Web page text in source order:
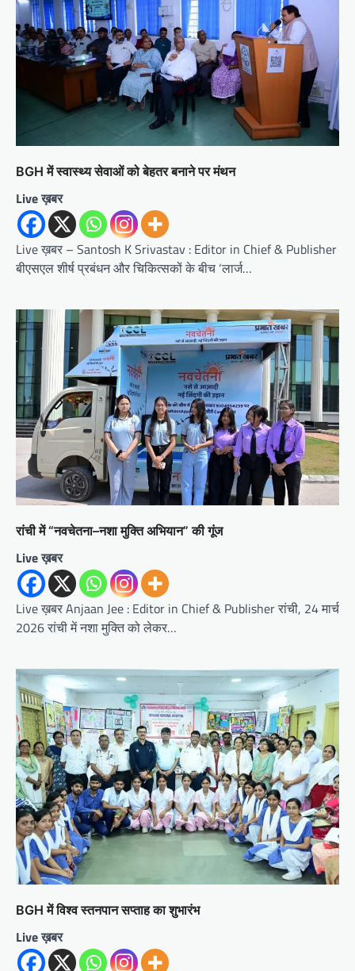
BGH में स्वास्थ्य सेवाओं को बेहतर बनाने पर मंथन
Live ख़बर
Live ख़बर – Santosh K Srivastav : Editor in Chief & Publisher
बीएसएल शीर्ष प्रबंधन और चिकित्सकों के बीच ‘लार्ज…
रांची में “नवचेतना–नशा मुक्ति अभियान” की गूंज
Live ख़बर
Live ख़बर Anjaan Jee : Editor in Chief & Publisher रांची, 24 मार्च
2026 रांची में नशा मुक्ति को लेकर…
BGH में विश्व स्तनपान सप्ताह का शुभारंभ
Live ख़बर